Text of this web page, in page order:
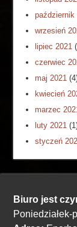
październik
wrzesień
lipiec 2021
czerwiec
maj 2021
kwiecień
marzec
luty 2021
styczeń
Biuro jest